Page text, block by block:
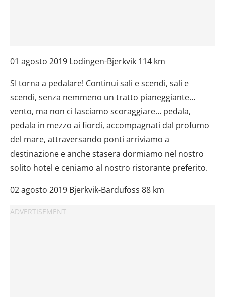
01 agosto 2019 Lodingen-Bjerkvik 114 km
SI torna a pedalare! Continui sali e scendi, sali e
scendi, senza nemmeno un tratto pianeggiante…
vento, ma non ci lasciamo scoraggiare… pedala,
pedala in mezzo ai fiordi, accompagnati dal profumo
del mare, attraversando ponti arriviamo a
destinazione e anche stasera dormiamo nel nostro
solito hotel e ceniamo al nostro ristorante preferito.
02 agosto 2019 Bjerkvik-Bardufoss 88 km